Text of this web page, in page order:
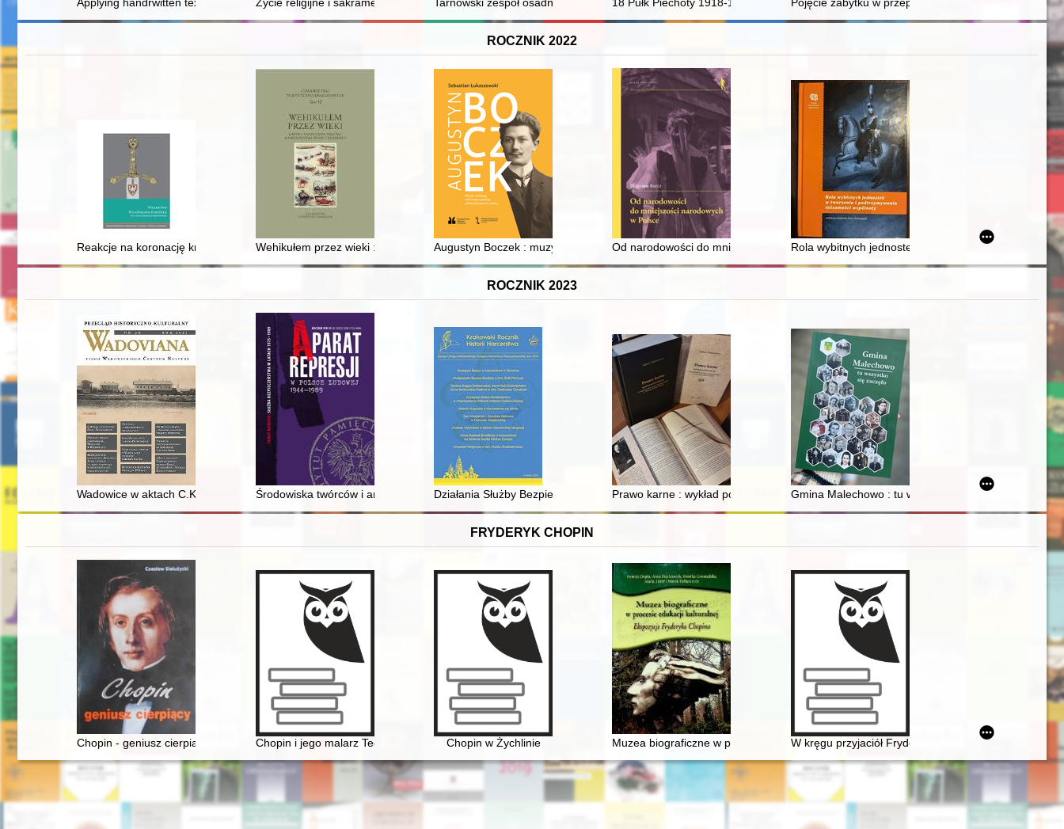
ROCZNIK 2022
Reakcje na koronację królewski Władysława Łokietka na ziemiach czeskich
Wehikułem przez wieki : dawne i współczesne warunki podróżowania i środki transportu
Augustyn Boczek : muzyk, pedagog, reformator polskiej szkoły fletowej XX wieku
Od narodowości do mniejszości narodowych w PolsceRola wybitnych jednostek w historii małych literatur :
ROCZNIK 2023
Wadowice w aktach C.K. Starostwa w Białej : Skawa oraz most na Skawie w Wadowicach w II połowie XIX w
Środowiska twórców i animatorów kultury regionu bydgoskiego w zainteresowaniu operacyjnym Służb Bezpieczeństwa w latach 1975-1990
Działania Służby Bezpieczeństwa w stosunku do komendantów Chorągwi Krakowskiej w latach 1957–1959
Prawo karne : wykład porównawczy z uwzględnieniem prawa obowiązującego w
Gmina Malechowo : tu wszystko się zaczęło :
FRYDERYK CHOPIN
Chopin - geniusz cierpiący Chopin i jego malarz Teofil Kwiatkowski (1809-1891). Malarstwo i rysunek ze zbiorów Muzeum Narodowego w Warszawie i Biblioteki Polskiej w Paryżu.
Chopin w Żychlinie Muzea biograficzne w procesie edukacji kulturalnej. Ekspozycje Fryderyka Chopina
W kręgu przyjaciół Fryderyka Chopina - doktor Jan